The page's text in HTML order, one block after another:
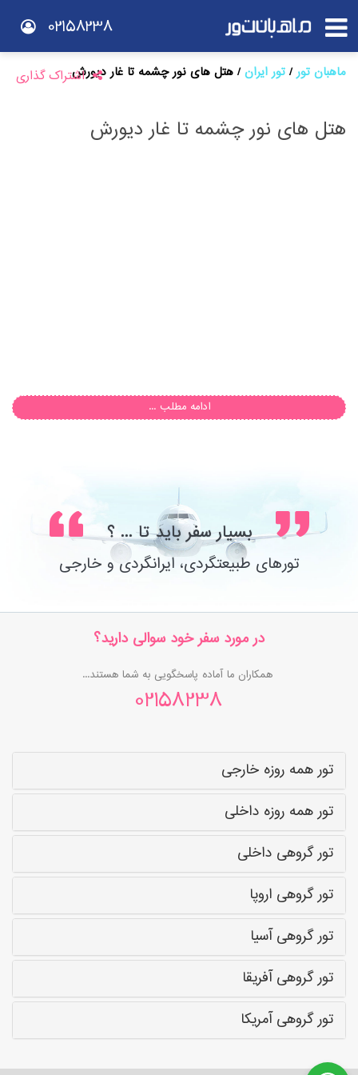
02158238
ماهبان تور تور ایران هتل های نور چشمه تا غار دیورش
هتل های نور چشمه تا غار دیورش
اشتراک گذاری
ادامه مطلب ...
بسیار سفر باید تا ... ؟
تورهای طبیعتگردی، ایرانگردی و خارجی
در مورد سفر خود سوالی دارید؟
همکاران ما آماده پاسخگویی به شما هستند...
02158238
تور همه روزه خارجی
تور همه روزه داخلی
تور گروهی داخلی
تور گروهی اروپا
تور گروهی آسیا
تور گروهی آفریقا
تور گروهی آمریکا